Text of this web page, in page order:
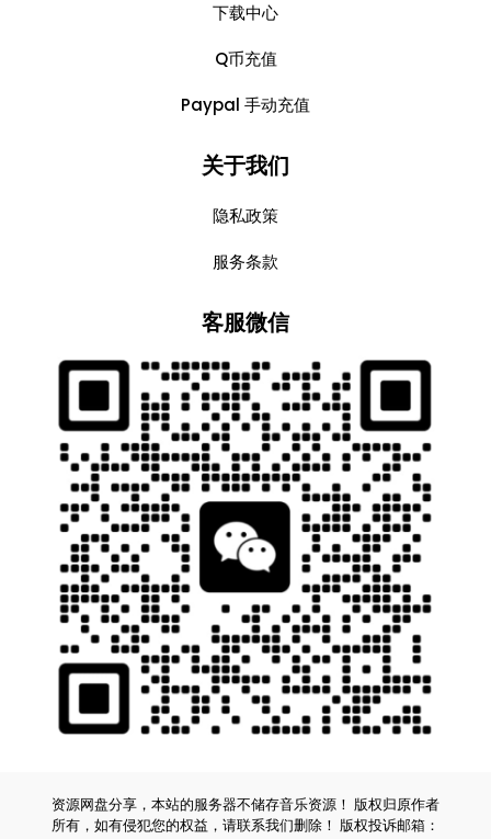
下载中心
Q币充值
Paypal 手动充值
关于我们
隐私政策
服务条款
客服微信
资源网盘分享，本站的服务器不储存音乐资源！ 版权归原作者
所有，如有侵犯您的权益，请联系我们删除！ 版权投诉邮箱：